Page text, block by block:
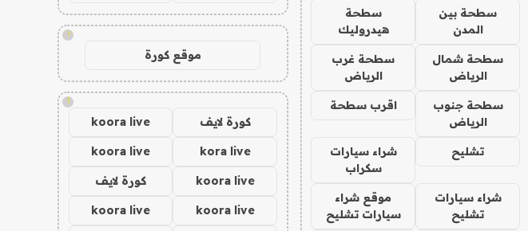
سطحة بين
المدن
سطحة
هيدروليك
سطحة شمال
الرياض
سطحة غرب
الرياض
سطحة جنوب
الرياض
اقرب سطحة
تشليح
شراء سيارات
سكراب
شراء سيارات
تشليح
موقع شراء
سيارات تشليح
!
موقع كورة
!
كورة لايف koora live
kora live
koora live
koora live كورة لايف
koora live
koora live